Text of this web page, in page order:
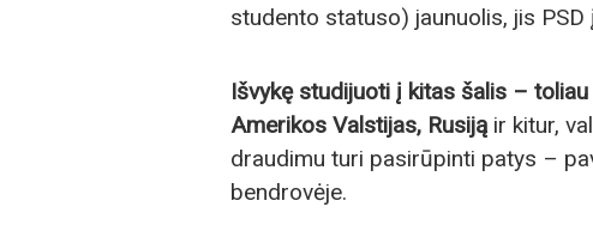
studento statuso) jaunuolis, jis
Išvykę studijuoti į kitas šalis –
Amerikos Valstijas, Rusijąir kitur,
draudimu turi pasirūpinti patys –
bendrovėje.